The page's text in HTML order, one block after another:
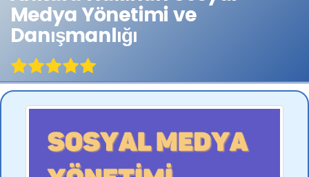
Medya Yönetimi ve
Danışmanlığı